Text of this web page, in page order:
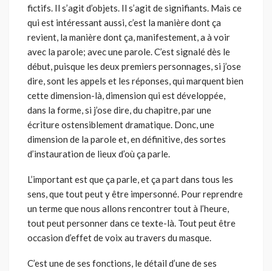
fictifs. Il s’agit d’objets. Il s’agit de signifiants. Mais ce
qui est intéressant aussi, c’est la manière dont ça
revient, la manière dont ça, manifestement, a à voir
avec la parole; avec une parole. C’est signalé dès le
début, puisque les deux premiers personnages, si j’ose
dire, sont les appels et les réponses, qui marquent bien
cette dimension-là, dimension qui est développée,
dans la forme, si j’ose dire, du chapitre, par une
écriture ostensiblement dramatique. Donc, une
dimension de la parole et, en définitive, des sortes
d’instauration de lieux d’où ça parle.
L’important est que ça parle, et ça part dans tous les
sens, que tout peut y être impersonné. Pour reprendre
un terme que nous allons rencontrer tout à l’heure,
tout peut personner dans ce texte-là. Tout peut être
occasion d’effet de voix au travers du masque.
C’est une de ses fonctions, le détail d’une de ses